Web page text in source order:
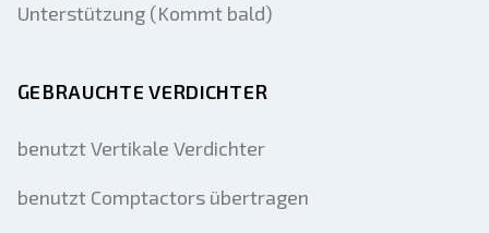
Unterstützung (Kommt bald)
GEBRAUCHTE VERDICHTER
benutzt Vertikale Verdichter
benutzt Comptactors übertragen